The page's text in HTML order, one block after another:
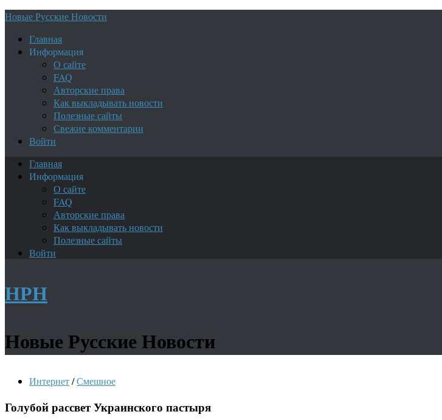
Новые Русские Новости
Главная
Информация
О сайте
FAQ
Авторские права
Как выкладывать новости
Полезные сайты
Свежие комментарии
Войти
Главная
Информация
О сайте
FAQ
Авторские права
Как выкладывать новости
Полезные сайты
Войти
НРН
Новые Русские Новости
Интернет/Смешное
Голубой рассвет Украинского пастыря